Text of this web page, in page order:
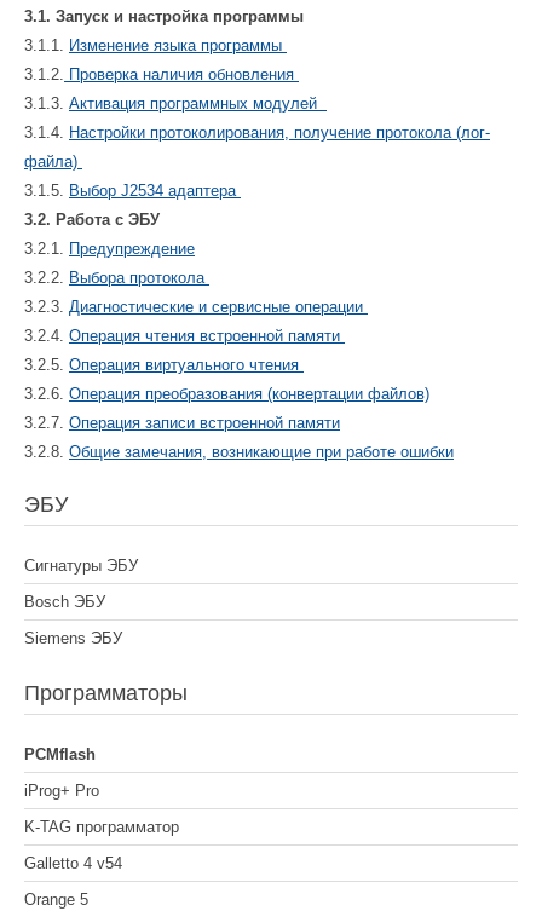
3.1. Запуск и настройка программы
3.1.1.
Изменение языка программы
3.1.2.
Проверка наличия обновления
3.1.3. Активация программных модулей
3.1.4.
Настройки протоколирования, получение протокола (лог-
файла)
3.1.5.
Выбор J2534 адаптера
3.2. Работа с ЭБУ
3.2.1.
Предупреждение
3.2.2.
Выбора протокола
3.2.3. Диагностические и сервисные операции
3.2.4. Операция чтения встроенной памяти
3.2.5. Операция виртуального чтения
3.2.6. Операция преобразования (конвертации файлов)
3.2.7. Операция записи встроенной памяти
3.2.8. Общие замечания, возникающие при работе ошибки
ЭБУ
Сигнатуры ЭБУ
Bosch ЭБУ
Siemens ЭБУ
Программаторы
PCMflash
iProg+ Pro
K-TAG программатор
Galletto 4 v54
Orange 5